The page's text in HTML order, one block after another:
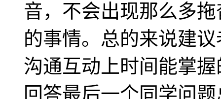
音，不会出现那么多
的事情。总的来说建
沟通互动上时间能掌
回答最后一个同学问